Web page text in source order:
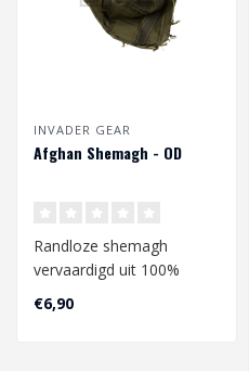
INVADER GEAR
Afghan Shemagh - OD
Randloze shemagh
vervaardigd uit 100%
€6,90